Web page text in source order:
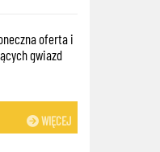
oferta i
gwiazd
WIĘCEJ